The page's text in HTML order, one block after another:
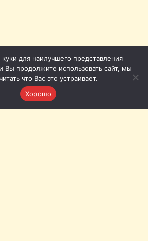
для наилучшего представления
Вы продолжите использовать сайт, мы
что Вас это устраивает.
Хорошо